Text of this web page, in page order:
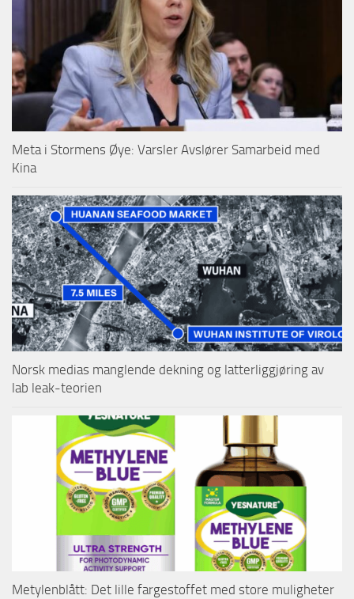
Meta i Stormens Øye: Varsler Avslører Samarbeid med
Kina
Norsk medias manglende dekning og latterliggjøring av
lab leak-teorien
Metylenblått: Det lille fargestoffet med store muligheter